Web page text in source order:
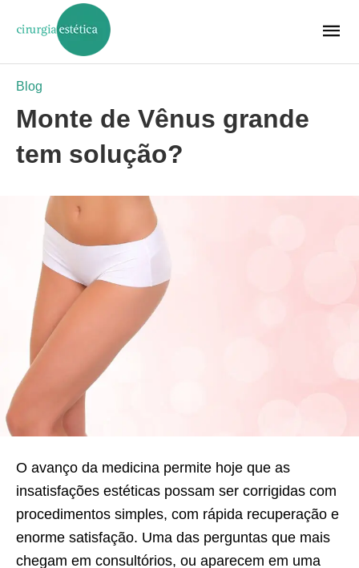
Blog
Monte de Vênus grande
tem solução?
O avanço da medicina permite hoje que as
insatisfações estéticas possam ser corrigidas com
procedimentos simples, com rápida recuperação e
enorme satisfação. Uma das perguntas que mais
chegam em consultórios, ou aparecem em uma